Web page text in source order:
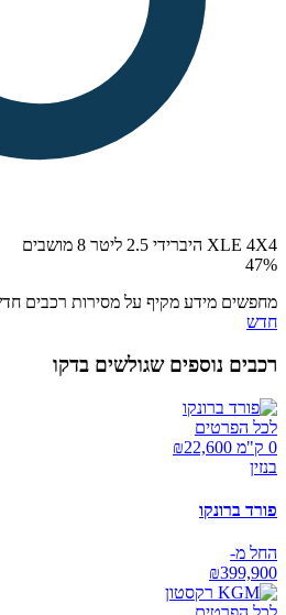
XLE 4X4 היברידי 2.5 ליטר 8 מושבים
47%
מחפשים מידע מקיף על מסירות רכבים
חדש
רכבים נוספים שגולשים בדקו
לכל הפרטים
0 ק"מ ₪
22,600
בנזין
פורד ברונקו
החל מ-
₪399,900